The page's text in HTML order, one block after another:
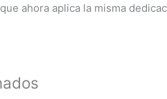
ahora aplica la misma